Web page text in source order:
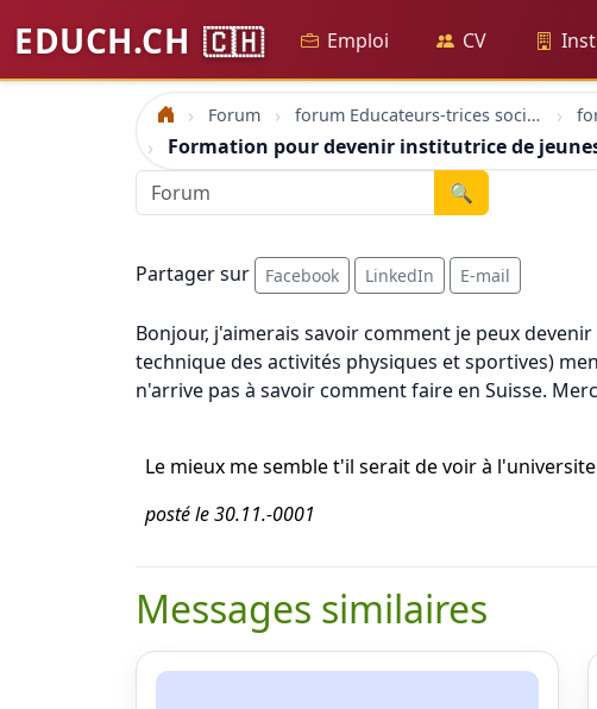
EDUCH.CH 🇨🇭 Emploi CV
Accueil Forum forum Educateurs-trices sociaux
Formation pour devenir institutrice de
🔍
Partager sur Facebook LinkedIn E-mail
Bonjour, j'aimerais savoir comment je peux
technique des activités physiques et sportives)
n'arrive pas à savoir comment faire en Suisse.
Le mieux me semble t'il serait de voir à
posté le 30.11.-0001
Messages similaires